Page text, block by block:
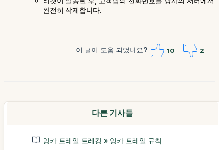
완전히 삭제합니다.
이 글이 도움 되었나요? 10 2
다른 기사들
잉카 트레일 트레킹 » 잉카 트레일 규칙